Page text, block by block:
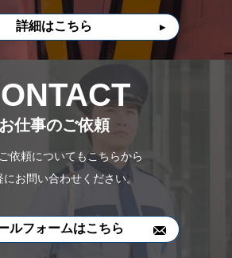
詳細はこちら
お仕事のご依頼
依頼についてもこちらから
にお問い合わせください。
ルフォームはこちら